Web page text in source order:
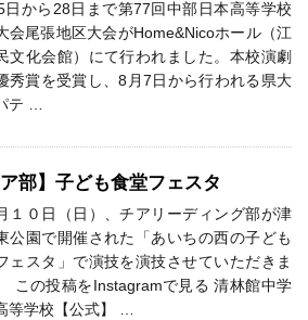
日から28日まで第77回中部日本高等学校
会尾張地区大会がHome&Nicoホール（江
文化会館）にて行われました。本校演劇
秀賞を受賞し、8月7日から行われる県大
テ …
ア部】子ども食堂フェスタ
１０日（日）、チアリーディング部が津
公園で開催された「あいちの西の子ども
ェスタ」で演技を演技させていただきま
この投稿をInstagramで見る 清林館中学
等学校【公式】 …